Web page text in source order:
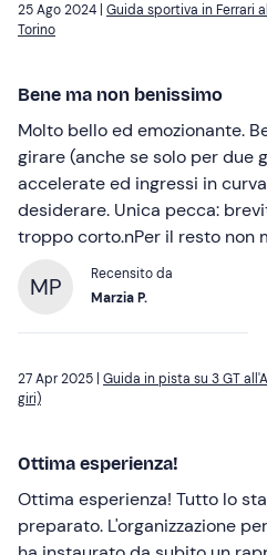
25 Ago 2024 | Guida sportiva in Ferrari
Torino
Bene ma non benissimo
Molto bello ed emozionante.
girare (anche se solo per due
accelerate ed ingressi in
desiderare. Unica pecca:
troppo corto.nPer il resto non
MP
Recensito da
Marzia P.
27 Apr 2025 | Guida in pista su 3 GT
giri)
Ottima esperienza!
Ottima esperienza! Tutto lo
preparato. L'organizzazione